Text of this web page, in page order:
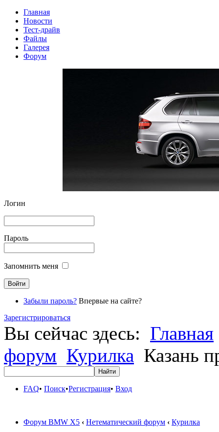
Главная
Новости
Тест-драйв
Файлы
Галерея
Форум
Логин
Пароль
Запомнить меня
Забыли пароль? Впервые на сайте?
Зарегистрироваться
Вы сейчас здесь: Главная
форум Курилка Казань
FAQ• Поиск•Регистрация• Вход
Форум BMW X5 ‹ Нетематический форум ‹ Курилка